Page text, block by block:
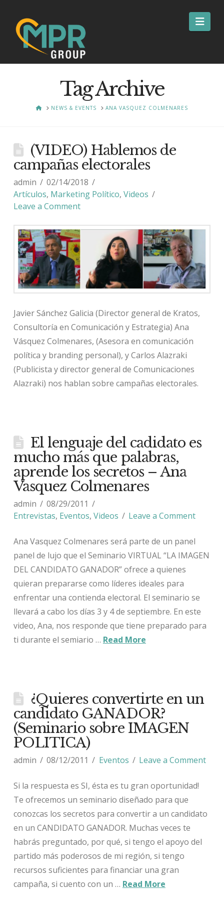
Tag Archive
HOMENEWS & EVENTS ANA VASQUEZ COLMENARES
(VIDEO) Hablemos de
campañas electorales
admin
02/14/2018
Artículos, Marketing Político, Videos
Leave a Comment
Javier Sánchez Galicia (Director general de Kratos,
Consultoría en Comunicación y Estrategia) Ana
Vásquez Colmenares, (Asesora en comunicación
política y branding personal), y Carlos Alazraki
(Publicista y director general de Comunicaciones
Alazraki) nos hablan sobre campañas electorales.
El lenguaje del cadidato es
mucho más que palabras,
aprende los secretos – Ana
Vasquez Colmenares
admin
08/29/2011
Entrevistas, Eventos, Videos Leave a Comment
Ana Vasquez Colmenares será parte de un panel
panel de lujo que el Seminario VIRTUAL “LA IMAGEN
DEL CANDIDATO GANADOR” ofrece a quienes
quieran prepararse como líderes ideales para
enfrentar una contienda electoral. El seminario se
llevará a cabo los días 3 y 4 de septiembre. En este
video, Ana, nos responde que tiene preparado para
ti durante el semiario … Read More
¿Quieres convertirte en un
candidato GANADOR?
(Seminario sobre IMAGEN
POLITICA)
admin 08/12/2011 Eventos Leave a Comment
Si la respuesta es SI, ésta es tu gran oportunidad!
Te ofrecemos un seminario diseñado para que
conozcas los secretos para convertir a un candidato
en un CANDIDATO GANADOR. Muchas veces te
habrás preguntado, por qué, si tengo el apoyo del
partido más poderosos de mi región, si tengo
recursos suficientes para financiar una gran
campaña, si cuento con un … Read More